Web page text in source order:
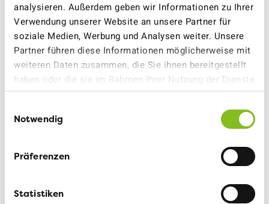
analysieren. Außerdem geben wir Informationen zu Ihrer
Verwendung unserer Website an unsere Partner für
soziale Medien, Werbung und Analysen weiter. Unsere
Partner führen diese Informationen möglicherweise mit
weiteren Daten zusammen, die Sie ihnen bereitgestellt
haben oder die sie im Rahmen Ihrer Nutzung der Dienste
gesammelt haben.
Notwendig
Präferenzen
Statistiken